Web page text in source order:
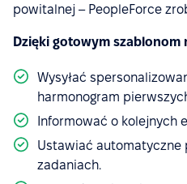
powitalnej – PeopleForce
Dzięki gotowym szablonom
Wysyłać
harmonogram
Informować o kolejnych
Ustawiać automatyczne
zadaniach.